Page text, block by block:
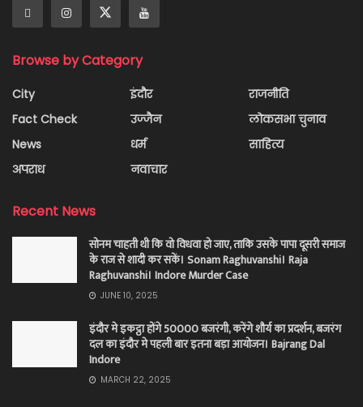
Browse by Category
City
Fact Check
News
अपराध
इंदौर
उज्जैन
धर्म
नवाचार
राजनीति
लोकसभा चुनाव
साहित्य
Recent News
सोनम चाहती थी कि वो विधवा हो जाए, ताकि उसके पापा दूसरी समाज
के राज से शादी कर सकें। Sonam Raghuvanshi। Raja
Raghuvanshi। Indore Murder Case
JUNE 10, 2025
इंदौर मे इकट्ठा होंगे 50000 बजरंगी, करेंगे शौर्य का प्रदर्शन, बजरंग
दल का इंदौर मे पहली बार इतना बड़ा आयोजन। Bajrang Dal
Indore
MARCH 22, 2025